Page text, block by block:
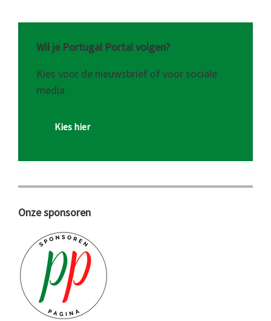
Wil je Portugal Portal volgen?
Kies voor de nieuwsbrief of voor sociale
media
Kies hier
Onze sponsoren